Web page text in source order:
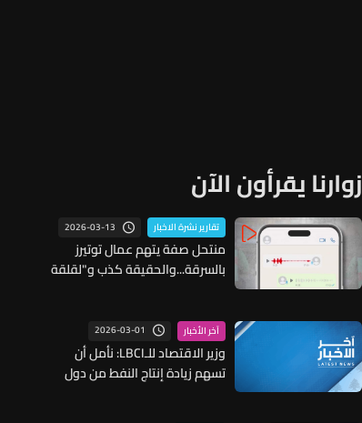
زوارنا يقرأون الآن
تقارير نشرة الاخبار 2026-03-13
منتحل صفة يتهم عمال توتيرز
بالسرقة...والحقيقة كذب و"لقلقة
آخر الأخبار 2026-03-01
وزير الاقتصاد للـLBCI: نأمل أن
تسهم زيادة إنتاج النفط من دول